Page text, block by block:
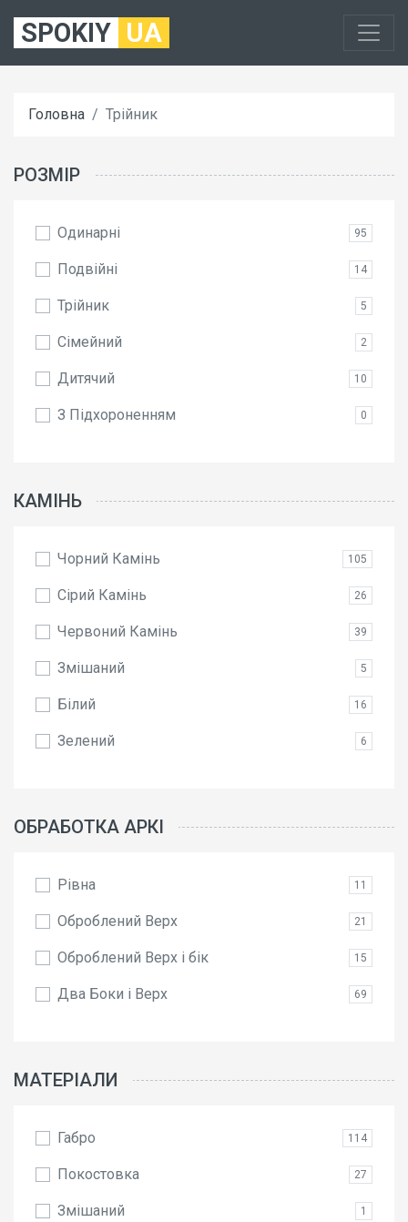
SPOKIY UA
Головна Трійник
РОЗМІР
Одинарні 95
Подвійні 14
Трійник 5
Сімейний 2
Дитячий 10
З Підхороненням 0
КАМІНЬ
Чорний Камінь 105
Сірий Камінь 26
Червоний Камінь 39
Змішаний 5
Білий 16
Зелений 6
ОБРАБОТКА АРКІ
Рівна 11
Оброблений Верх 21
Оброблений Верх і бік 15
Два Боки і Верх 69
МАТЕРІАЛИ
Габро 114
Покостовка 27
Змішаний 1